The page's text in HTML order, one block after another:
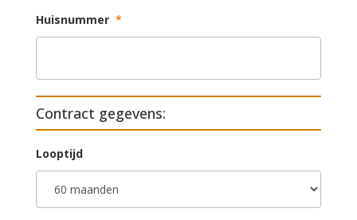
Huisnummer *
Contract gegevens:
Looptijd